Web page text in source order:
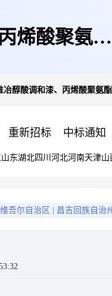
烯酸聚氨酯
冶醇酸调和漆、丙烯酸聚氨
重新招标 中标通知
山东湖北四川 河北河南天津山
吾尔自治区 昌吉回族自治